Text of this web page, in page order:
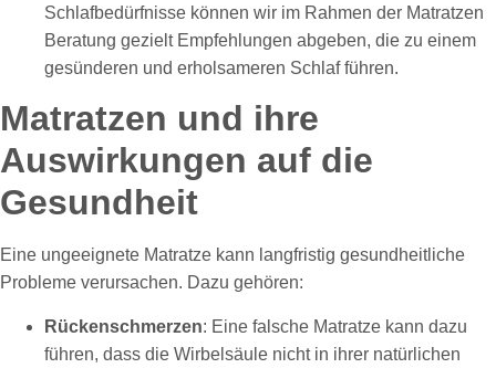
Schlafbedürfnisse können wir im Rahmen der Matratzen
Beratung gezielt Empfehlungen abgeben, die zu einem
gesünderen und erholsameren Schlaf führen.
Matratzen und ihre
Auswirkungen auf die
Gesundheit
Eine ungeeignete Matratze kann langfristig gesundheitliche
Probleme verursachen. Dazu gehören:
Rückenschmerzen: Eine falsche Matratze kann dazu
führen, dass die Wirbelsäule nicht in ihrer natürlichen